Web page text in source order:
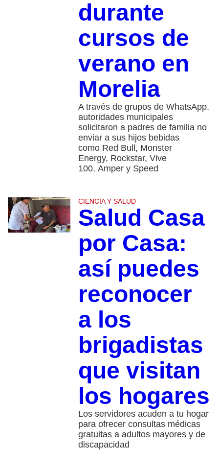
durante
cursos de
verano en
Morelia
A través de grupos de WhatsApp,
autoridades municipales
solicitaron a padres de familia no
enviar a sus hijos bebidas
como Red Bull, Monster
Energy, Rockstar, Vive
100, Amper y Speed
CIENCIA Y SALUD
Salud Casa
por Casa:
así puedes
reconocer
a los
brigadistas
que visitan
los hogares
Los servidores acuden a tu hogar
para ofrecer consultas médicas
gratuitas a adultos mayores y de
discapacidad